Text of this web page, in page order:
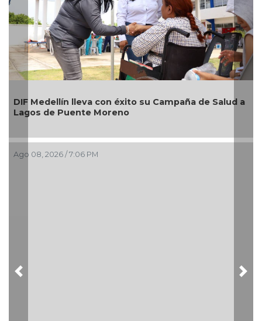
DIF Medellín lleva con éxito su Campaña de Salud a
Lagos de Puente Moreno
Ago 08, 2026 / 7:06 PM
Previous